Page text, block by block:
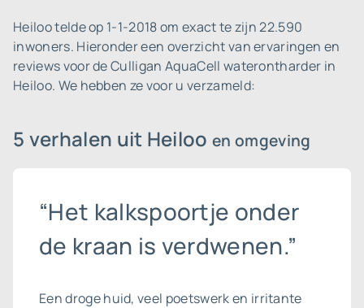
Heiloo telde op 1-1-2018 om exact te zijn 22.590
inwoners. Hieronder een overzicht van ervaringen en
reviews voor de Culligan AquaCell waterontharder in
Heiloo. We hebben ze voor u verzameld:
5 verhalen uit Heilooen omgeving
“Het kalkspoortje onder
de kraan is verdwenen.”
Een droge huid, veel poetswerk en irritante